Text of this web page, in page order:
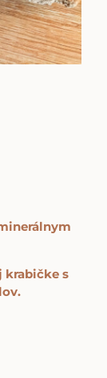
krabičke s